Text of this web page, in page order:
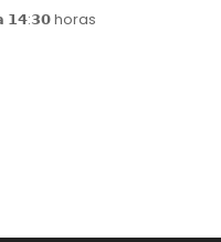
𝟭𝟰:𝟯𝟬 horas